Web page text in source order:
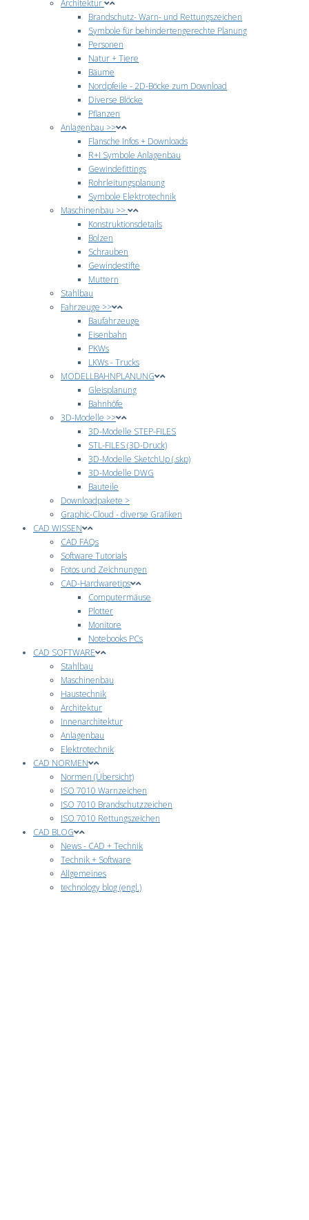
Architektur
Brandschutz- Warn- und Rettungszeichen
Symbole für behindertengerechte Planung
Personen
Natur + Tiere
Bäume
Nordpfeile - 2D-Böcke zum Download
Diverse Blöcke
Pflanzen
Anlagenbau >>
Flansche Infos + Downloads
R+I Symbole Anlagenbau
Gewindefittings
Rohrleitungsplanung
Symbole Elektrotechnik
Maschinenbau >>
Konstruktionsdetails
Bolzen
Schrauben
Gewindestifte
Muttern
Stahlbau
Fahrzeuge >>
Baufahrzeuge
Eisenbahn
PKWs
LKWs - Trucks
MODELLBAHNPLANUNG
Gleisplanung
Bahnhöfe
3D-Modelle >>
3D-Modelle STEP-FILES
STL-FILES (3D-Druck)
3D-Modelle SketchUp (.skp)
3D-Modelle DWG
Bauteile
Downloadpakete >
Graphic-Cloud - diverse Grafiken
CAD WISSEN
CAD FAQs
Software Tutorials
Fotos und Zeichnungen
CAD-Hardwaretips
Computermäuse
Plotter
Monitore
Notebooks PCs
CAD SOFTWARE
Stahlbau
Maschinenbau
Haustechnik
Architektur
Innenarchitektur
Anlagenbau
Elektrotechnik
CAD NORMEN
Normen (Übersicht)
ISO 7010 Warnzeichen
ISO 7010 Brandschutzzeichen
ISO 7010 Rettungszeichen
CAD BLOG
News - CAD + Technik
Technik + Software
Allgemeines
technology blog (engl.)